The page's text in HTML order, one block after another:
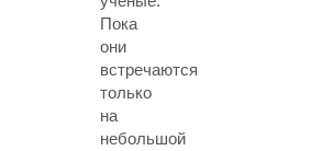
Пока
они
встречаются
только
на
небольшой